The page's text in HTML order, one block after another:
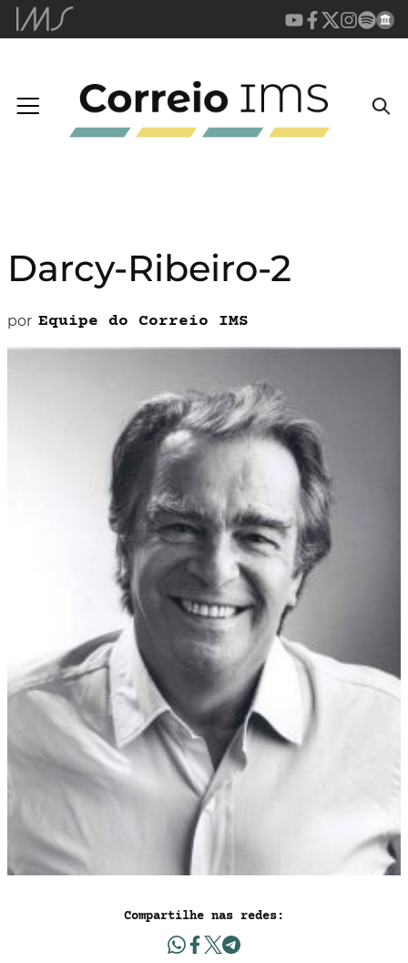
Darcy-Ribeiro-2
por Equipe do Correio IMS
Compartilhe nas redes: